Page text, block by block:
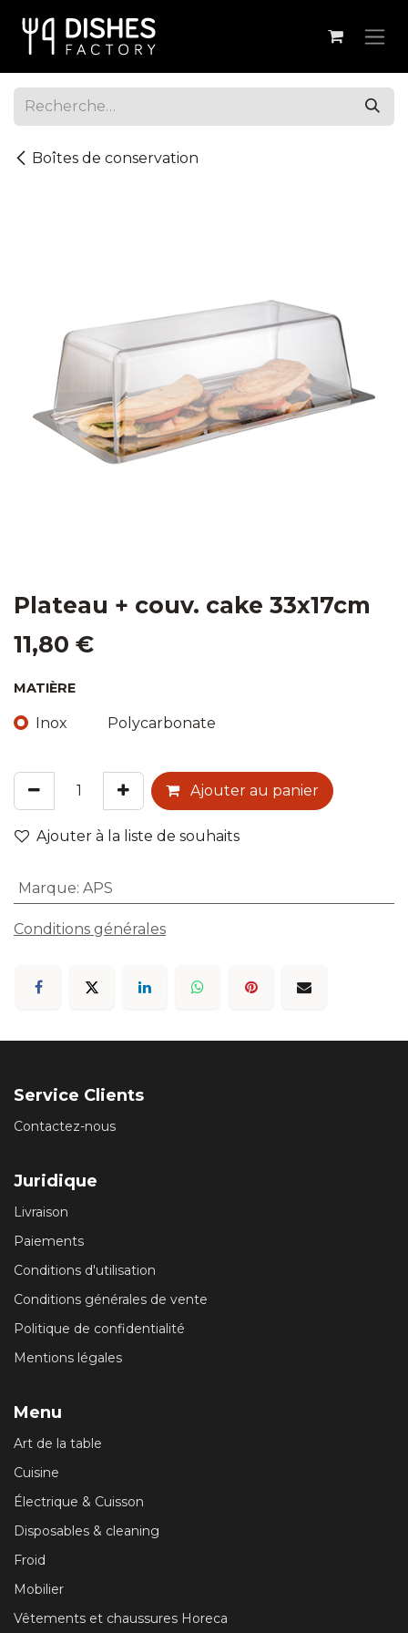
Boîtes de conservation
Plateau + couv. cake 33x17cm
11,80 €
MATIÈRE
Inox Polycarbonate
Ajouter au panier
Ajouter à la liste de souhaits
Marque: APS
Conditions générales
Service Clients
Contactez-nous
Juridique
Livraison
Paiements
Conditions d'utilisation
Conditions générales de vente
Politique de confidentialité
Mentions légales
Menu
Art de la table
Cuisine
Électrique & Cuisson
Disposables & cleaning
Froid
Mobilier
Vêtements et chaussures Horeca